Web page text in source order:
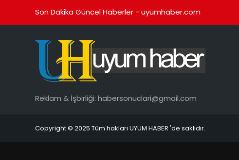
Son Dakika Güncel Haberler - uyumhaber.com
Reklam & İşbirliği: habersonuclari@gmail.com
Copyright © 2025 Tüm hakları UYUM HABER 'de saklıdır.